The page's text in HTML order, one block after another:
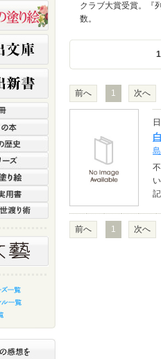
クラブ大賞受賞。『
数。
1
前へ 1 次へ
前へ 1 次へ